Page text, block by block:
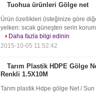
Tuohua ürünleri Gölge net
Ürün özellikleri (isteğinize göre
yelken: sıcak güneşten serin
Daha fazla bilgi edinin
2015-10-05 11:52:42
Tarım Plastik HDPE Gölge
Renkli 1.5X10M
Tarım plastik Hdpe gölge Net /